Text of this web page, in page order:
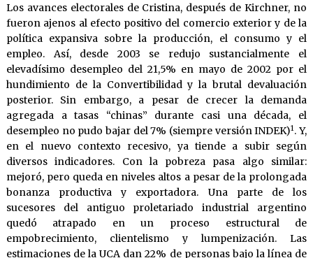
Los avances electorales de Cristina, después de Kirchner, no
fueron ajenos al efecto positivo del comercio exterior y de la
política expansiva sobre la producción, el consumo y el
empleo. Así, desde 2003 se redujo sustancialmente el
elevadísimo desempleo del 21,5% en mayo de 2002 por el
hundimiento de la Convertibilidad y la brutal devaluación
posterior. Sin embargo, a pesar de crecer la demanda
agregada a tasas “chinas” durante casi una década, el
desempleo no pudo bajar del 7% (siempre versión INDEK)1. Y,
en el nuevo contexto recesivo, ya tiende a subir según
diversos indicadores. Con la pobreza pasa algo similar:
mejoró, pero queda en niveles altos a pesar de la prolongada
bonanza productiva y exportadora. Una parte de los
sucesores del antiguo proletariado industrial argentino
quedó atrapado en un proceso estructural de
empobrecimiento, clientelismo y lumpenización. Las
estimaciones de la UCA dan 22% de personas bajo la línea de